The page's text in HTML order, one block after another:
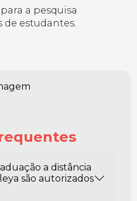
a pesquisa
estudantes.
a distância
são autorizados